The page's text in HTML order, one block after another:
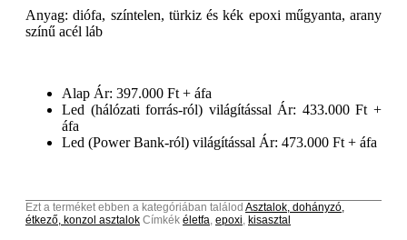
Anyag: diófa, színtelen, türkiz és kék epoxi műgyanta, arany
színű acél láb
Alap Ár: 397.000 Ft + áfa
Led (hálózati forrás-ról) világítással Ár: 433.000 Ft +
áfa
Led (Power Bank-ról) világítással Ár: 473.000 Ft + áfa
Ezt a terméket ebben a kategóriában találod Asztalok, dohányzó,
étkező, konzol asztalok Címkék életfa, epoxi, kisasztal